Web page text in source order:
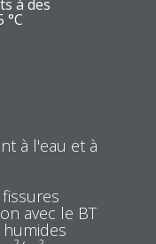
à des
à l'eau et à
avec le BT